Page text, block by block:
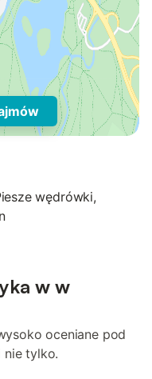
wędrówki,
w w
oceniane pod
nie tylko.